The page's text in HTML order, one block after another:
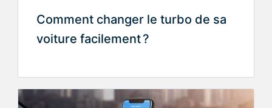
Comment changer le turbo de sa
voiture facilement ?